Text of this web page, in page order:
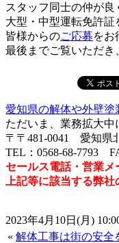
スタッフ同士の仲が良
大型・中型運転免許証
皆様からのご応募をお
最後までご覧いただき
愛知県の解体や外壁塗
ただいま、業務拡大中
〒〒481-0041 愛知県
TEL：0568-68-7793
セールス電話・営業
上記等に該当する弊
2023年4月10日(月)
« 解体工事は街の安全